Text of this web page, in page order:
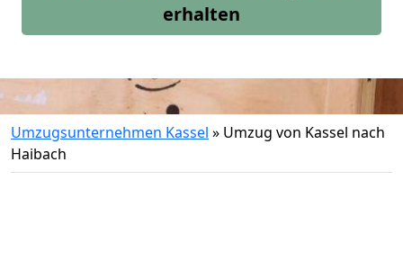
erhalten
Umzugsunternehmen Kassel » Umzug von Kassel nach
Haibach